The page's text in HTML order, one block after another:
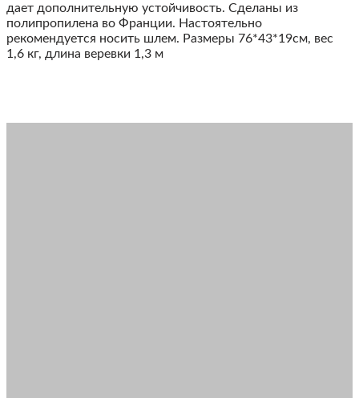
дает дополнительную устойчивость. Сделаны из
полипропилена во Франции. Настоятельно
рекомендуется носить шлем. Размеры 76*43*19см, вес
1,6 кг, длина веревки 1,3 м